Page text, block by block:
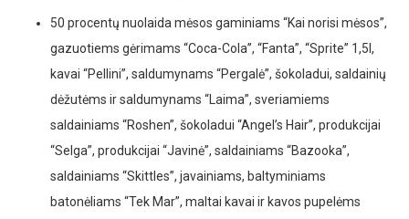
50 procentų nuolaida mėsos gaminiams “Kai norisi mėsos”,
gazuotiems gėrimams “Coca-Cola”, “Fanta”, “Sprite” 1,5l,
kavai “Pellini”, saldumynams “Pergalė”, šokoladui, saldainių
dėžutėms ir saldumynams “Laima”, sveriamiems
saldainiams “Roshen”, šokoladui “Angel’s Hair”, produkcijai
“Selga”, produkcijai “Javinė”, saldainiams “Bazooka”,
saldainiams “Skittles”, javainiams, baltyminiams
batonėliams “Tek Mar”, maltai kavai ir kavos pupelėms